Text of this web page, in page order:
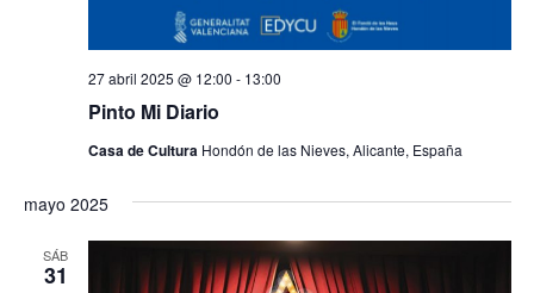
Pinto Mi Diario
27 abril 2025 @ 12:00 - 13:00
Casa de Cultura Hondón de las Nieves, Alicante, España
mayo 2025
SÁB
31